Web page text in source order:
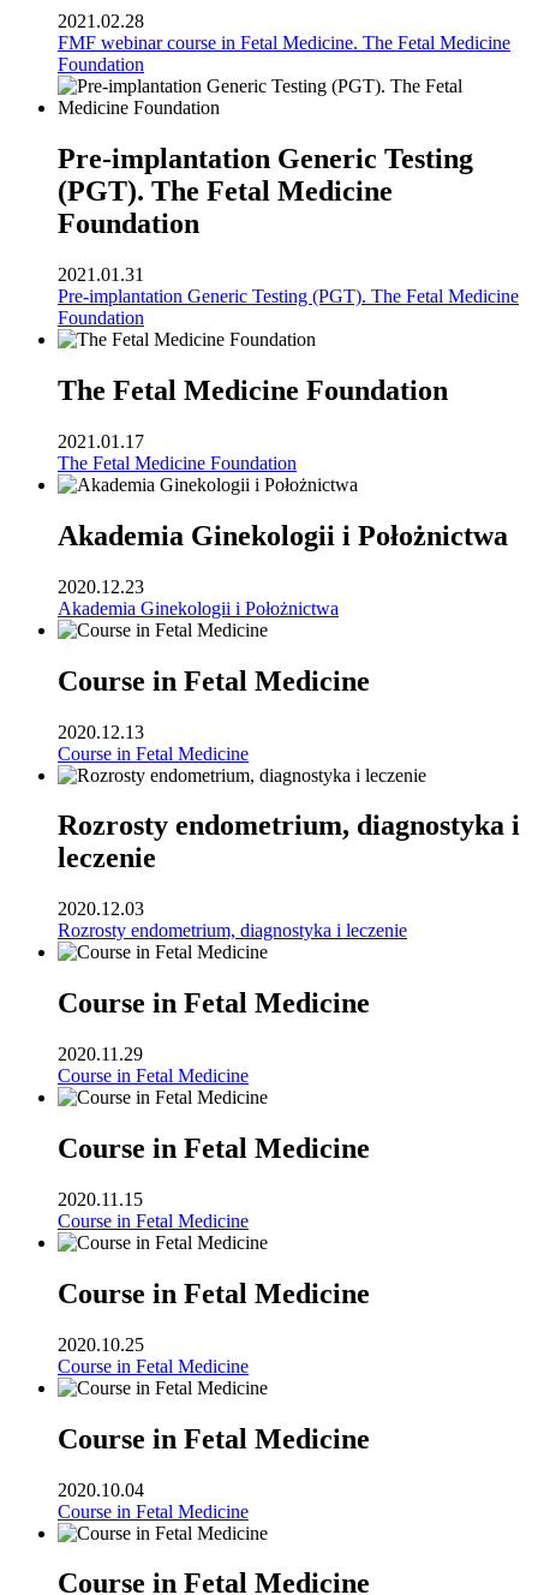
2021.02.28
FMF webinar course in Fetal Medicine. The Fetal Medicine
Foundation
Pre-implantation Generic Testing
(PGT). The Fetal Medicine
Foundation
2021.01.31
Pre-implantation Generic Testing (PGT). The Fetal Medicine
Foundation
The Fetal Medicine Foundation
2021.01.17
The Fetal Medicine Foundation
Akademia Ginekologii i Położnictwa
2020.12.23
Akademia Ginekologii i Położnictwa
Course in Fetal Medicine
2020.12.13
Course in Fetal Medicine
Rozrosty endometrium, diagnostyka i
leczenie
2020.12.03
Rozrosty endometrium, diagnostyka i leczenie
Course in Fetal Medicine
2020.11.29
Course in Fetal Medicine
Course in Fetal Medicine
2020.11.15
Course in Fetal Medicine
Course in Fetal Medicine
2020.10.25
Course in Fetal Medicine
Course in Fetal Medicine
2020.10.04
Course in Fetal Medicine
Course in Fetal Medicine